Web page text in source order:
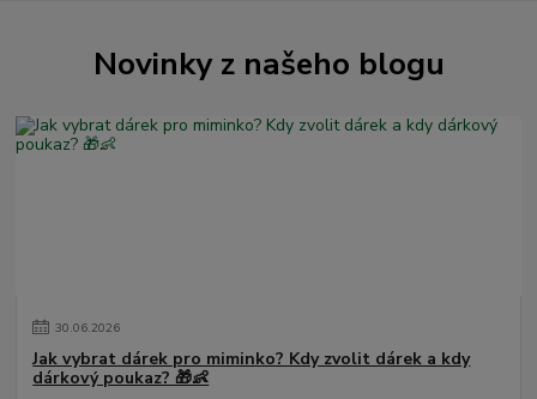
Novinky z našeho blogu
30.06.2026
Jak vybrat dárek pro miminko? Kdy zvolit dárek a kdy
dárkový poukaz? 🎁👶